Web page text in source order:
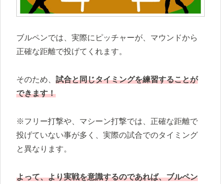
ブルペンでは、実際にピッチャーが、マウンドから
正確な距離で投げてくれます。
そのため、 試合と同じタイミングを練習することが
できます！
※フリー打撃や、マシーン打撃では、正確な距離で
投げていない事が多く、実際の試合でのタイミング
と異なります。
よって、より実戦を意識するのであれば、ブルペン